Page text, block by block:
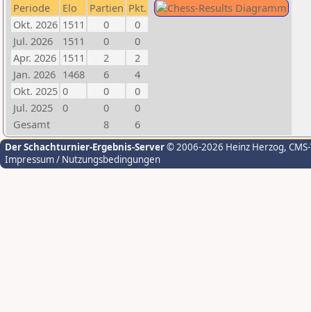
Periode Elo Partien Pkt.
Okt. 2026 1511 0
0
Jul. 2026
1511 0
0
Apr. 2026 1511 2
2
Jan. 2026 1468 6
4
Okt. 2025 0 0
0
Jul. 2025
0 0
0
Gesamt
8 6
Der Schachturnier-Ergebnis-Server© 2006-2026 Heinz Herzog,
Impressum / Nutzungsbedingungen